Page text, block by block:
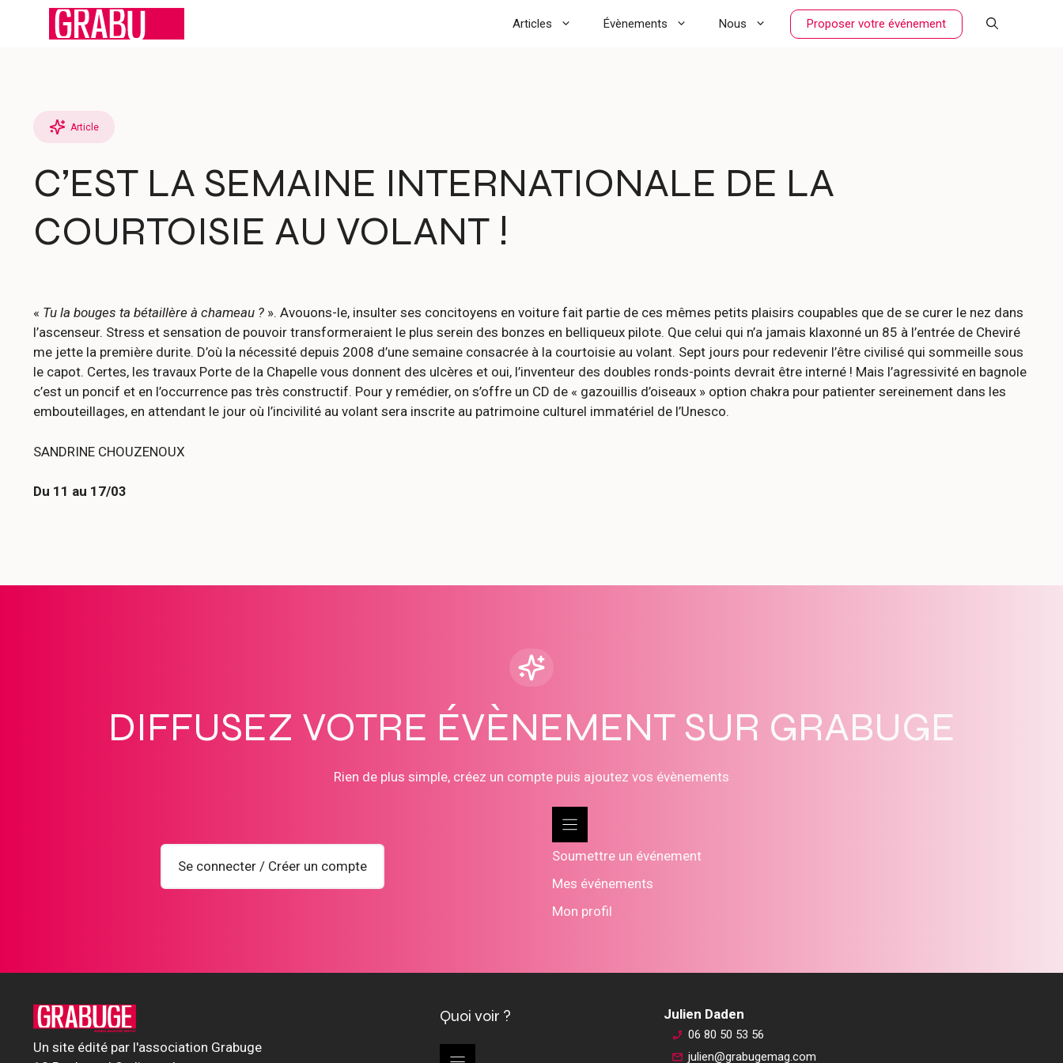
Articles Évènements Nous Proposer votre événement
Article
C’EST LA SEMAINE INTERNATIONALE DE LA
COURTOISIE AU VOLANT !
« Tu la bouges ta bétaillère à chameau ? ». Avouons-le, insulter ses concitoyens en voiture fait partie de ces mêmes petits plaisirs coupables que de se curer le nez dans
l’ascenseur. Stress et sensation de pouvoir transformeraient le plus serein des bonzes en belliqueux pilote. Que celui qui n’a jamais klaxonné un 85 à l’entrée de Cheviré
me jette la première durite. D’où la nécessité depuis 2008 d’une semaine consacrée à la courtoisie au volant. Sept jours pour redevenir l’être civilisé qui sommeille sous
le capot. Certes, les travaux Porte de la Chapelle vous donnent des ulcères et oui, l’inventeur des doubles ronds-points devrait être interné ! Mais l’agressivité en bagnole
c’est un poncif et en l’occurrence pas très constructif. Pour y remédier, on s’offre un CD de « gazouillis d’oiseaux » option chakra pour patienter sereinement dans les
embouteillages, en attendant le jour où l’incivilité au volant sera inscrite au patrimoine culturel immatériel de l’Unesco.
SANDRINE CHOUZENOUX
Du 11 au 17/03
DIFFUSEZ VOTRE ÉVÈNEMENT SUR GRABUGE
Rien de plus simple, créez un compte puis ajoutez vos évènements
Se connecter / Créer un compte
Soumettre un événement
Mes événements
Mon profil
Un site édité par l'association Grabuge
Quoi voir ? Julien Daden
06 80 50 53 56
julien@grabugemag.com